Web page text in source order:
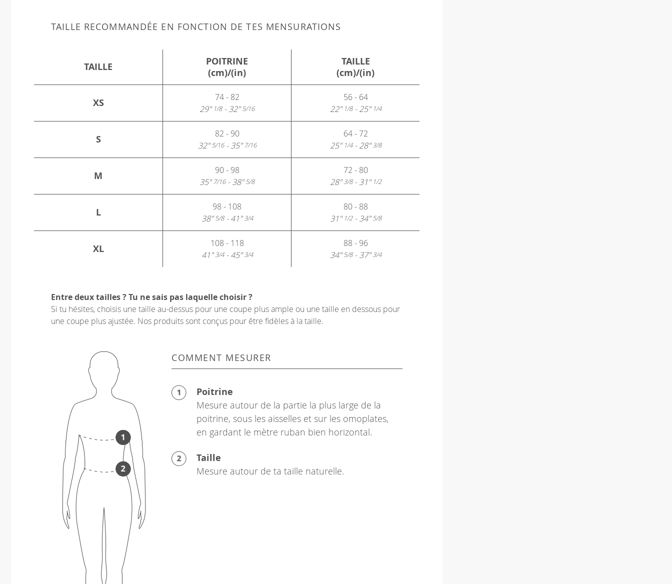
TAILLE RECOMMANDÉE EN FONCTION DE TES MENSURATIONS
TAILLE
POITRINE
(cm)/(in)
TAILLE
(cm)/(in)
XS
74 - 82
29"1/8- 32"5/16
56 - 64
22"1/8- 25"1/4
S
82 - 90
32"5/16- 35"7/16
64 - 72
25"1/4- 28"3/8
M
90 - 98
35"7/16- 38"5/8
72 - 80
28"3/8- 31"1/2
L
98 - 108
38"5/8- 41"3/4
80 - 88
31"1/2- 34"5/8
XL
108 - 118
41"3/4- 45"3/4
88 - 96
34"5/8- 37"3/4
Entre deux tailles ? Tu ne sais pas laquelle choisir ?
Si tu hésites, choisis une taille au-dessus pour une coupe plus ample ou une taille en dessous pour
une coupe plus ajustée. Nos produits sont conçus pour être fidèles à la taille.
COMMENT MESURER
Poitrine
Mesure autour de la partie la plus large de la
poitrine, sous les aisselles et sur les omoplates,
en gardant le mètre ruban bien horizontal.
Taille
Mesure autour de ta taille naturelle.